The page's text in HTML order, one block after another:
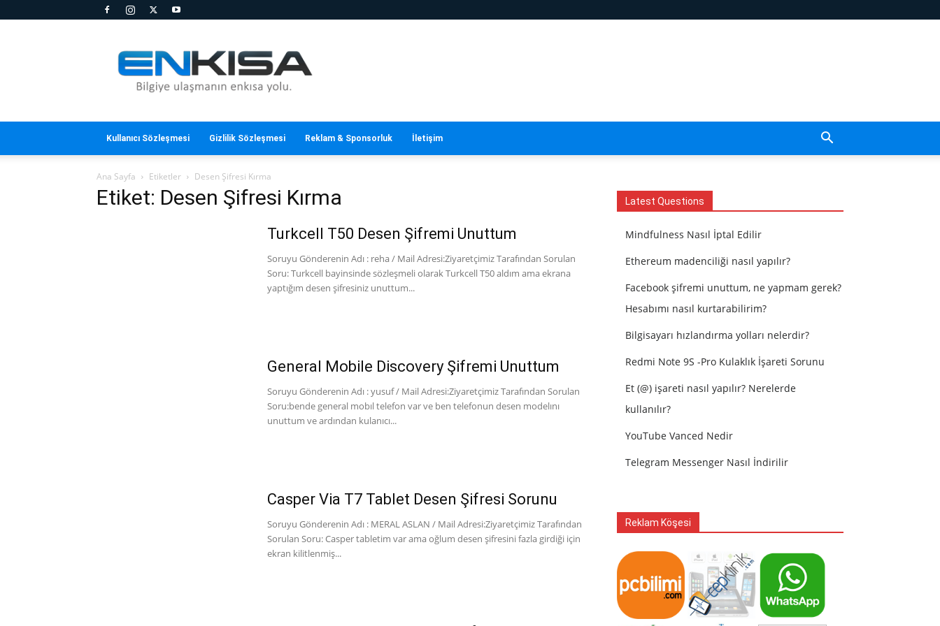
Kısa
Kullanıcı Sözleşmesi Gizlilik Sözleşmesi Reklam & Sponsorluk İletişim
Ana Sayfa Etiketler Desen Şifresi Kırma
Etiket: Desen Şifresi Kırma
Turkcell T50 Desen Şifremi Unuttum
Soruyu Gönderenin Adı : reha / Mail Adresi:Ziyaretçimiz Tarafından Sorulan
Soru: Turkcell bayinsinde sözleşmeli olarak Turkcell T50 aldım ama ekrana
yaptığım desen şifresiniz unuttum...
General Mobile Discovery Şifremi Unuttum
Soruyu Gönderenin Adı : yusuf / Mail Adresi:Ziyaretçimiz Tarafından Sorulan
Soru:bende general mobıl telefon var ve ben telefonun desen modelını
unuttum ve ardından kulanıcı...
Casper Via T7 Tablet Desen Şifresi Sorunu
Soruyu Gönderenin Adı : MERAL ASLAN / Mail Adresi:Ziyaretçimiz Tarafından
Sorulan Soru: Casper tabletim var ama oğlum desen şifresini fazla girdiği için
ekran kilitlenmiş...
Latest Questions
Mindfulness Nasıl İptal Edilir
Ethereum madenciliği nasıl yapılır?
Facebook şifremi unuttum, ne yapmam gerek?
Hesabımı nasıl kurtarabilirim?
Bilgisayarı hızlandırma yolları nelerdir?
Redmi Note 9S -Pro Kulaklık İşareti Sorunu
Et (@) işareti nasıl yapılır? Nerelerde
kullanılır?
YouTube Vanced Nedir
Telegram Messenger Nasıl İndirilir
Reklam Köşesi